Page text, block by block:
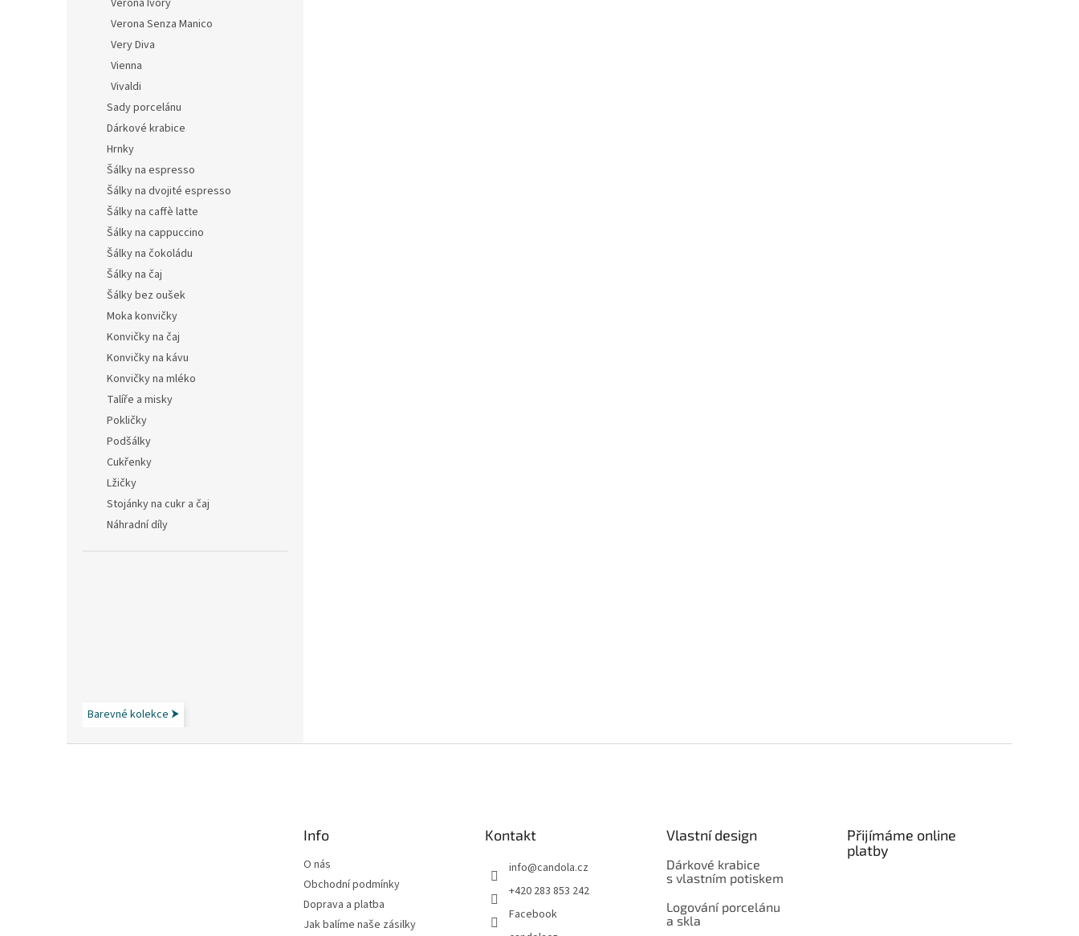
Verona Ivory
Verona Senza Manico
Very Diva
Vienna
Vivaldi
Sady porcelánu
Dárkové krabice
Hrnky
Šálky na espresso
Šálky na dvojité espresso
Šálky na caffè latte
Šálky na cappuccino
Šálky na čokoládu
Šálky na čaj
Šálky bez oušek
Moka konvičky
Konvičky na čaj
Konvičky na kávu
Konvičky na mléko
Talíře a misky
Pokličky
Podšálky
Cukřenky
Lžičky
Stojánky na cukr a čaj
Náhradní díly
Barevné kolekce ⮞
Info
O nás
Obchodní podmínky
Doprava a platba
Jak balíme naše zásilky
Kontakt
info@candola.cz
+420 283 853 242
Facebook
Vlastní design
Dárkové krabice
s vlastním potiskem
Logování porcelánu
a skla
Přijímáme online
platby